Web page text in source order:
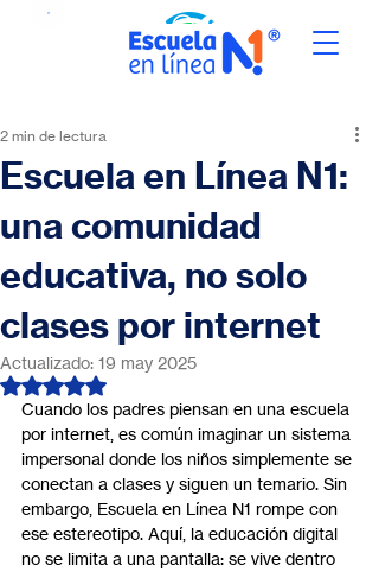
Escuela en Línea N1:
una comunidad
educativa, no solo
clases por internet
2 min de lectura
Actualizado: 19 may 2025
Obtuvo NaN de 5 estrellas.
Cuando los padres piensan en una escuela
por internet, es común imaginar un sistema
impersonal donde los niños simplemente se
conectan a clases y siguen un temario. Sin
embargo, Escuela en Línea N1 rompe con
ese estereotipo. Aquí, la educación digital
no se limita a una pantalla: se vive dentro